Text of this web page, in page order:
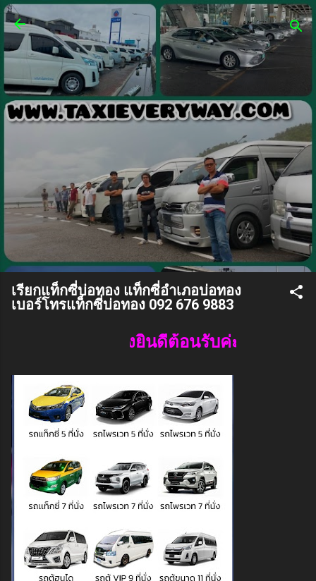
ข้ามไปที่เนื้อหาหลัก
ศูนย์เรียกแท็กซี่ รถตู้24 ชั่วโมง
บริการรถเล็ก 4 ที่นั่ง บริการรถ
ใหญ่ 7 ที่นั่งบริการรถตู้ van
VIP
ศูนย์เรียกแท็กซี่ เบอร์โทรแท็กซี่ บริการแท็กซี่ 24
ชั่วโมง จองแท็กซี่ล่วงหน้า เรียกแท็กซี่ด่วน บริการ
แท็กซี่ในสนามบิน หรือ จองแท็กซี่ไปสนามบินและ
ต่างจังหวัด 24 ชั่วโมง บริการรถใหม่สะอาด บริการ
รถเล็ก 5 ที่นั่ง บริการรถใหญ่ 7 ที่นั่ง บริการรถตู้
van VIP ทีมงานมีรถให้บริการรองรับลูกค้าทุกพื้นที่
ทั่วไทย ทุกจังหวัดทั่วประเทศ และรองรับทุก
กิจกรรมการเดินทางของลูกค้า สะดวกและ
ปลอดภัย บันทึกประวัติคนขับรถทะเบียนรถทุกครั้ง
ที่ใช้บริการ เชิญเรียกใช้บริการได้เลยค่ะ
เรียกแท็กซี่บ่อทอง แท็กซี่อำเภอบ่อทอง
เบอร์โทรแท็กซี่บ่อทอง 092 676 9883
ท็กซี่อำเภอบ่อทองยินดีต้อนรับค่ะ